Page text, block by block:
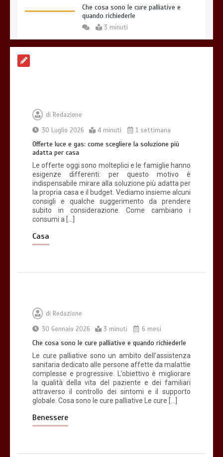
Che cosa sono le cure palliative e
quando richiederle
3 minuti
strategie per ottimizzare le spese di
7 minuti
Offerte luce e gas: come scegliere la
soluzione più adatta per casa
di Redazione
30 Luglio 2026
4 minuti 1 settimana
Offerte luce e gas: come scegliere la soluzione più
adatta per casa
Le offerte oggi sono molteplici e le famiglie hanno
esigenze differenti: per questo motivo è
indispensabile mirare alla soluzione più adatta per
la propria casa e il budget. Vediamo insieme alcuni
consigli e qualche suggerimento da prendere
subito in considerazione. Come cambiano i
consumi a […]
Casa
di Redazione
30 Gennaio 2026
3 minuti 6 mesi
Che cosa sono le cure palliative e quando richiederle
Le cure palliative sono un ambito dell’assistenza
sanitaria dedicato alle persone affette da malattie
complesse e progressive. L’obiettivo è migliorare
la qualità della vita del paziente e dei familiari
attraverso il controllo dei sintomi e il supporto
globale. Cosa sono le cure palliative Le cure […]
Benessere